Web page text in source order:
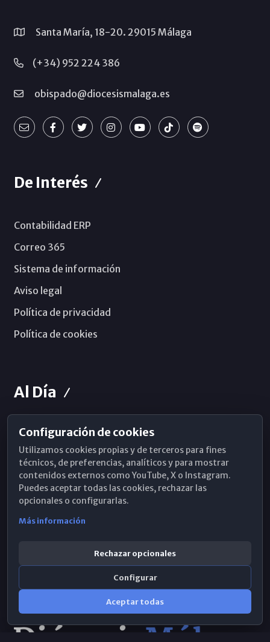
Santa María, 18-20. 29015 Málaga
(+34) 952 224 386
obispado@diocesismalaga.es
De Interés
Contabilidad ERP
Correo 365
Sistema de información
Aviso legal
Política de privacidad
Política de cookies
Al Día
Horarios de Misa
Hemeroteca
WhatsApp
Configuración de cookies
Utilizamos cookies propias y de terceros para fines
técnicos, de preferencias, analíticos y para mostrar
contenidos externos como YouTube, X o Instagram.
Puedes aceptar todas las cookies, rechazar las
opcionales o configurarlas.
Más información
Rechazar opcionales
Configurar
Aceptar todas